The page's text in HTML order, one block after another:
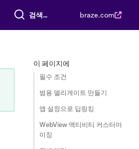
전체 검색 braze.com
이 페이지에
필수 조건
범용 델리게이트 만들기
앱 설정으로 딥링킹
WebView 액티비티 커스터마
이징